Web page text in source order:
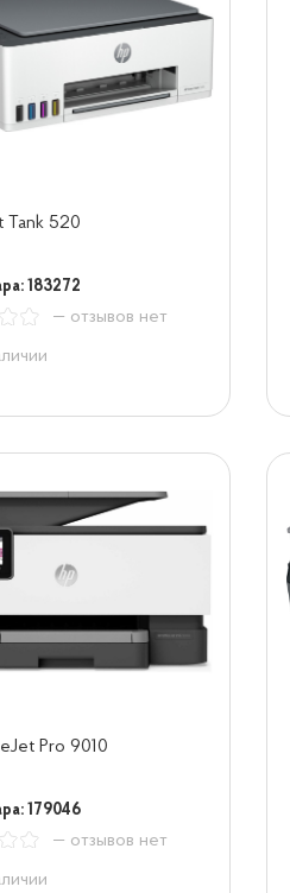
Tank 520
183272
— отзывов нет
Pro 9010
179046
— отзывов нет